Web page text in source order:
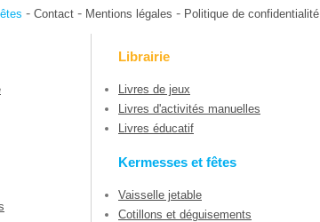
- Contact - Mentions légales - Politique de confidentialité
Librairie
Livres de jeux
Livres d'activités manuelles
Livres éducatif
Kermesses et fêtes
Vaisselle jetable
Cotillons et déguisements